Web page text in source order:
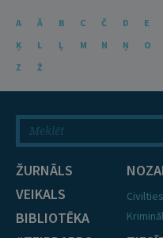
A Ā B C Č D E
Ķ
L Ļ M N Ņ O
Z
Ž
ŽURNĀLS
VEIKALS
BIBLIOTĒKA